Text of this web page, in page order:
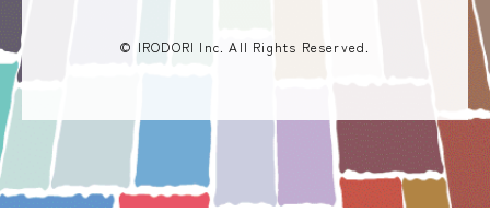
© IRODORI Inc. All Rights Reserved.